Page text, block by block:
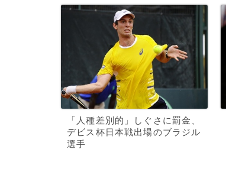
「人種差別的」しぐさに罰金、
デビス杯日本戦出場のブラジル
選手